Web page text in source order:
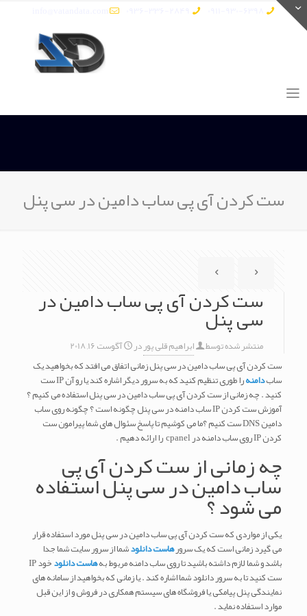
ست کردن آی پی ساب دامین در سی پنل
ست کردن آی پی ساب دامین در
سی پنل
منتشر شده توسط ابراهیم قلی پوردر
آگوست 16, 2018
ست کردن آی پی ساب دامین در سی پنل زمانی اتفاق می افتد که بخواهید یک
سابدامنه
را طوری تنظیم کنید که به سرور دیگر اشاره کند یا رو آن IP ست
کنید . چه زمانی از ست کردن آی پی ساب دامین در سی پنل استفاده می کنیم ؟
آموزش ست کردن IP ساب دامنه در سی پنل چگونه است ؟ چگونه روی ساب
دامین DNS ست کنیم ؟ما می کوشیم تا پاسخ سئوال های شما پیرامون ست
کردن IP روی ساب دامنه در cpanel را ارائه دهیم .
چه زمانی از ست کردن آی پی
ساب دامین در سی پنل استفاده
می شود ؟
یکی از مواردی که ست کردن آی پی ساب دامین در سی پنل مورد استفاده قرار
می گیرد زمانی است که یک سرورهاست دانلودشما از سرور سایت شما جدا
باشد و شما لازم داشته باشید تا روی ساب دامنه مربوط بههاست دانلود
خود IP
ست کنید تا به سرور دانلود شما اشاره کند . یا زمانی که بخواهید از سامانه های
نمایندگی پنل پیامکی یا فروشگاه های سیستم همکاری در فروش و از این قبل
موارد استفاده نماید .